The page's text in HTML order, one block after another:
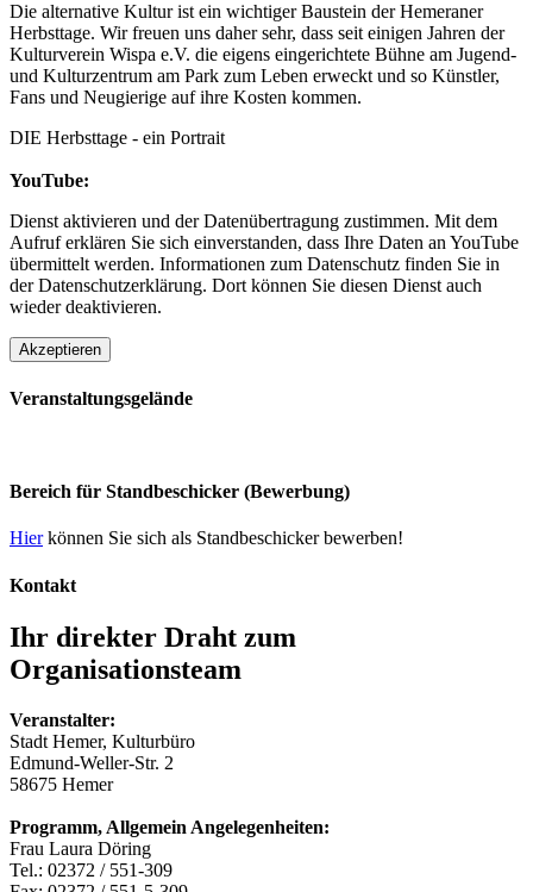
Die alternative Kultur ist ein wichtiger Baustein der Hemeraner
Herbsttage. Wir freuen uns daher sehr, dass seit einigen Jahren der
Kulturverein Wispa e.V. die eigens eingerichtete Bühne am Jugend-
und Kulturzentrum am Park zum Leben erweckt und so Künstler,
Fans und Neugierige auf ihre Kosten kommen.
DIE Herbsttage - ein Portrait
YouTube:
Dienst aktivieren und der Datenübertragung zustimmen. Mit dem
Aufruf erklären Sie sich einverstanden, dass Ihre Daten an YouTube
übermittelt werden. Informationen zum Datenschutz finden Sie in
der Datenschutzerklärung. Dort können Sie diesen Dienst auch
wieder deaktivieren.
Akzeptieren
Veranstaltungsgelände
Bereich für Standbeschicker (Bewerbung)
Hierkönnen Sie sich als Standbeschicker bewerben!
Kontakt
Ihr direkter Draht zum
Organisationsteam
Veranstalter:
Stadt Hemer, Kulturbüro
Edmund-Weller-Str. 2
58675 Hemer
Programm, Allgemein Angelegenheiten:
Frau Laura Döring
Tel.: 02372 / 551-309